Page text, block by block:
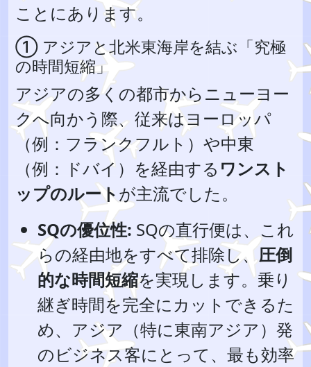
ことにあります。
① アジアと北米東海岸を結ぶ「究極
の時間短縮」
アジアの多くの都市からニューヨー
クへ向かう際、従来はヨーロッパ
（例：フランクフルト）や中東
（例：ドバイ）を経由する ワンスト
ップのルートが主流でした。
SQの優位性: SQの直行便は、これ
らの経由地をすべて排除し、 圧倒
的な時間短縮を実現します。乗り
継ぎ時間を完全にカットできるた
め、アジア（特に東南アジア）発
のビジネス客にとって、最も効率